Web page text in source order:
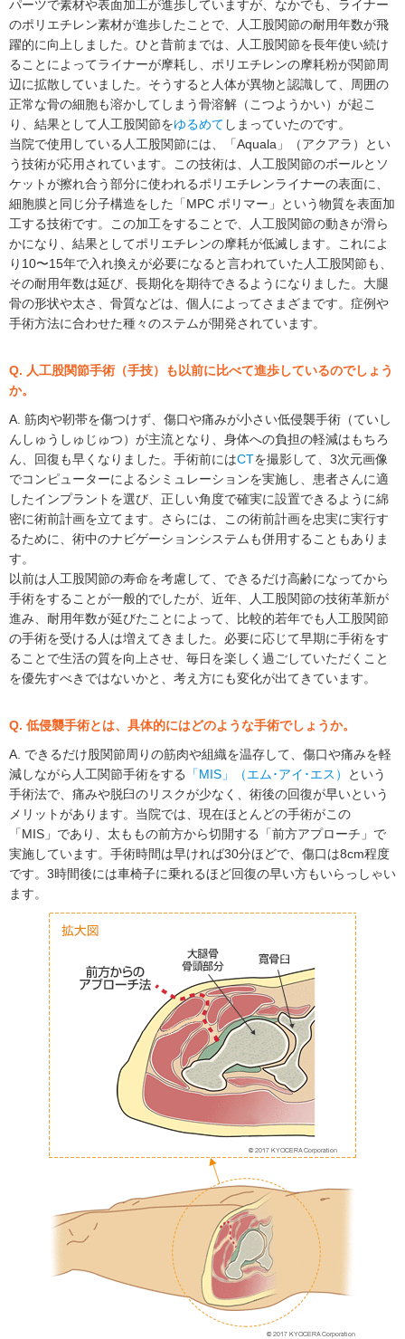
パーツで素材や表面加工が進歩していますが、なかでも、ライナー
のポリエチレン素材が進歩したことで、人工股関節の耐用年数が飛
躍的に向上しました。ひと昔前までは、人工股関節を長年使い続け
ることによってライナーが摩耗し、ポリエチレンの摩耗粉が関節周
辺に拡散していました。そうすると人体が異物と認識して、周囲の
正常な骨の細胞も溶かしてしまう骨溶解（こつようかい）が起こ
り、結果として人工股関節をゆるめて しまっていたのです。
当院で使用している人工股関節には、「Aquala」（アクアラ）とい
う技術が応用されています。この技術は、人工股関節のボールとソ
ケットが擦れ合う部分に使われるポリエチレンライナーの表面に、
細胞膜と同じ分子構造をした「MPC ポリマー」という物質を表面加
工する技術です。この加工をすることで、人工股関節の動きが滑ら
かになり、結果としてポリエチレンの摩耗が低滅します。これによ
り10〜15年で⼊れ換えが必要になると⾔われていた⼈⼯股関節も、
その耐用年数は延び、⻑期化を期待できるようになりました。⼤腿
⾻の形状や太さ、⾻質などは、個⼈によってさまざまです。症例や
⼿術⽅法に合わせた種々のステムが開発されています。
Q. 人工股関節手術（手技）も以前に比べて進歩しているのでしょう
か。
A. 筋肉や靭帯を傷つけず、傷口や痛みが小さい低侵襲手術（ていし
んしゅうしゅじゅつ）が主流となり、身体への負担の軽減はもちろ
ん、回復も早くなりました。手術前にはCTを撮影して、3次元画像
でコンピューターによるシミュレーションを実施し、患者さんに適
したインプラントを選び、正しい角度で確実に設置できるように綿
密に術前計画を立てます。さらには、この術前計画を忠実に実行す
るために、術中のナビゲーションシステムも併用することもありま
す。
以前は人工股関節の寿命を考慮して、できるだけ高齢になってから
手術をすることが一般的でしたが、近年、人工股関節の技術革新が
進み、耐用年数が延びたことによって、比較的若年でも人工股関節
の手術を受ける人は増えてきました。必要に応じて早期に手術をす
ることで生活の質を向上させ、毎日を楽しく過ごしていただくこと
を優先すべきではないかと、考え方にも変化が出てきています。
Q. 低侵襲手術とは、具体的にはどのような手術でしょうか。
A. できるだけ股関節周りの筋肉や組織を温存して、傷口や痛みを軽
減しながら人工関節手術をする
「MIS」（エム･アイ･エス）
という
手術法で、痛みや脱臼のリスクが少なく、術後の回復が早いという
メリットがあります。当院では、現在ほとんどの手術がこの
「MIS」であり、太ももの前方から切開する「前方アプローチ」で
実施しています。手術時間は早ければ30分ほどで、傷口は8cm程度
です。3時間後には車椅子に乗れるほど回復の早い方もいらっしゃい
ます。